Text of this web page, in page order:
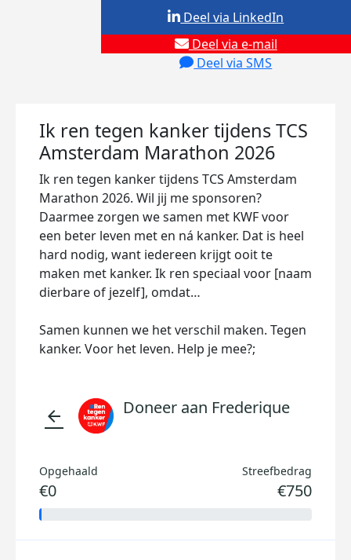
Deel via e-mail
Deel via SMS
Deel via LinkedIn
Ik ren tegen kanker tijdens TCS
Amsterdam Marathon 2026
Ik ren tegen kanker tijdens TCS Amsterdam
Marathon 2026. Wil jij me sponsoren?
Daarmee zorgen we samen met KWF voor
een beter leven met en ná kanker. Dat is heel
hard nodig, want iedereen krijgt ooit te
maken met kanker. Ik ren speciaal voor [naam
dierbare of jezelf], omdat…
Samen kunnen we het verschil maken. Tegen
kanker. Voor het leven. Help je mee?;
arrow_back Doneer aan Frederique
Opgehaald
€0
Streefbedrag
€750